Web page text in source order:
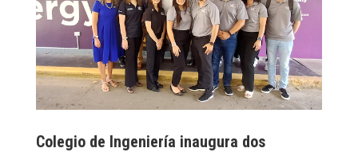
Colegio de Ingeniería inaugura dos